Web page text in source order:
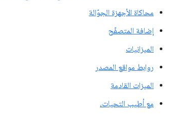
محاكاة الأجهزة الجوّالة
إضافة المتصفّح
الميزانيات
روابط مواقع المصدر
الميزات القادمة
مع أطيب التحيات،